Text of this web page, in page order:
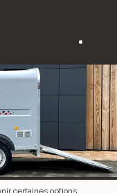
certaines options